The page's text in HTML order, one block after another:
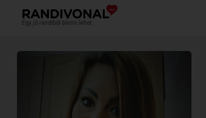
Egy jó randiból bármi lehet.